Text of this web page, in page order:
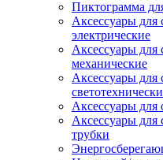
Пиктограмма
Аксессуары для
электрические
Аксессуары для
механические
Аксессуары для
Аксессуары для
Аксессуары для
трубки